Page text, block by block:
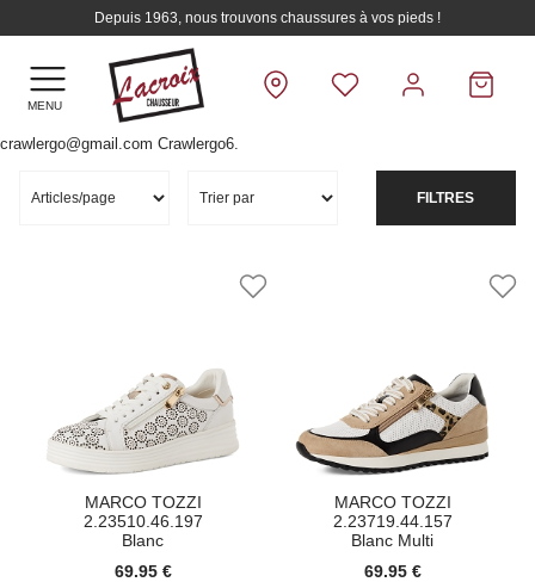
Depuis 1963, nous trouvons chaussures à vos pieds !
MENU
crawlergo@gmail.com Crawlergo6.
FILTRES
MARCO TOZZI
2.23510.46.197
Blanc
69.95 €
MARCO TOZZI
2.23719.44.157
Blanc Multi
69.95 €